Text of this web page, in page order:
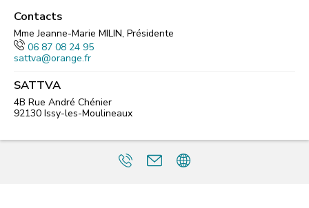
Contacts
Mme Jeanne-Marie MILIN, Présidente
06 87 08 24 95
sattva@orange.fr
SATTVA
4B Rue André Chénier
92130 Issy-les-Moulineaux